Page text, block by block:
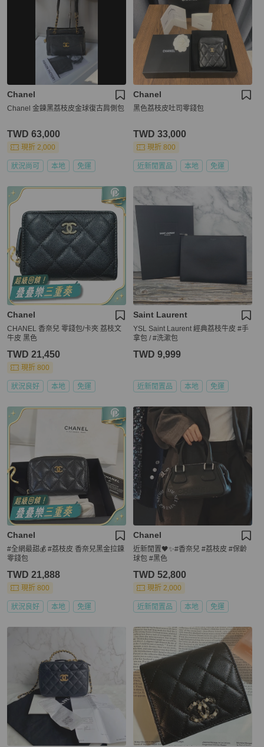
Chanel
Chanel 金鍊黑荔枝皮金球復古肩側包
TWD 63,000
現折 2,000
狀況尚可 本地 免運
Chanel
黑色荔枝皮吐司零錢包
TWD 33,000
現折 800
近新閒置品 本地 免運
Chanel
CHANEL 香奈兒 零錢包/卡夾 荔枝文
牛皮 黑色
TWD 21,450
現折 800
狀況良好 本地 免運
Saint Laurent
YSL Saint Laurent 經典荔枝牛皮 #手
拿包 / #洗漱包
TWD 9,999
近新閒置品 本地 免運
Chanel
#全網最甜💰 #荔枝皮 香奈兒黑金拉鍊
零錢包
TWD 21,888
現折 800
狀況良好 本地 免運
Chanel
近新閒置🖤✨#香奈兒 #荔枝皮 #保齡
球包 #黑色
TWD 52,800
現折 2,000
近新閒置品 本地 免運